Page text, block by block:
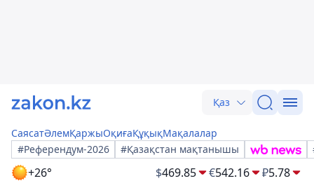
Қаз
СаясатӘлемҚаржыОқиғаҚұқықМақалалар
#Референдум-2026
#Қазақстан мақтанышы
+26° $469.85 €542.16 ₽5.78